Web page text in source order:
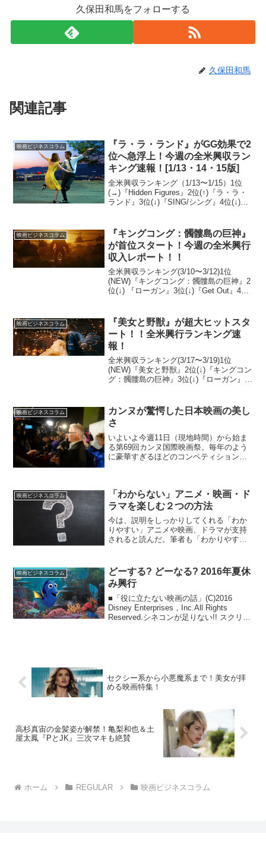
久保田和馬をフォローする
久保田和馬
関連記事
映画ビジネスコラム
『ラ・ラ・ランド』がGG効果で2
位へ急浮上！今週の全米興収ラン
キング速報！[1/13・14・15版]
全米興収ランキング（1/13〜1/15）1位
(→)『Hidden Figures』2位(↑)『ラ・ラ・
ランド』3位(↓)『SING/シング』4位(↓)
映画ビジネスコラム
『キングコング：髑髏島の巨神』
が首位スタート！今週の全米興行
収入レポート！！
全米興収ランキング(3/10〜3/12)1位
(NEW)『キングコング：髑髏島の巨神』2
位(↓) 『ローガン』3位(↓)『Get Out』4位
映画ビジネスコラム
『美女と野獣』が超大ヒットスタ
ート！！全米興行ランキング速
報！
全米興収ランキング(3/17〜3/19)1位
(NEW)『美女と野獣』2位(↓)『キングコン
グ：髑髏島の巨神』3位(↓)『ローガン』4
位(N...
映画ビジネスコラム
カンヌが驚愕した日本映画の美し
さ
いよいよ今週11日（現地時間）から始ま
る第69回カンヌ国際映画祭。毎年のよう
に豪華すぎるほどのコンペティションが
である。© FDC ...
映画ビジネスコラム
「わからない」アニメ・映画・ド
ラマを楽しむ２つの方法
今は、説明をしっかりしてくれる「わか
りやすい」アニメや映画、ドラマが支持
されると読んだ。筆者も「わかりやす
だと思う。またなにより、識者とまでは
いかなくとも「ちょっと分か...
映画ビジネスコラム
どーする? どーなる? 2016年夏休
み興行
■「役に立たない映画の話」(C)2016
Disney Enterprises，Inc.All Rights
Reserved.シネコンが足りない!! スクリー
セクシー系から小悪魔系まで！美女が拝
める映画特集！
高杉真宙の金髪姿が解禁！亀梨和也＆土
屋太鳳『PとJK』三次マキも絶賛
ホーム REGULAR 映画ビジネスコラム